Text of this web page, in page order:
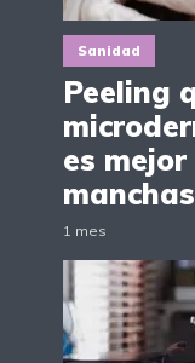
Sanidad
Peeling
es
1 mes